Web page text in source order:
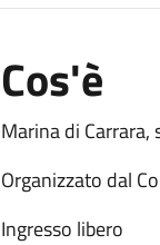
Cos'è
Marina di
Organizzato dal
Ingresso libero